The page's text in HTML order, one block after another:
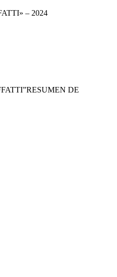
– 2024
DE